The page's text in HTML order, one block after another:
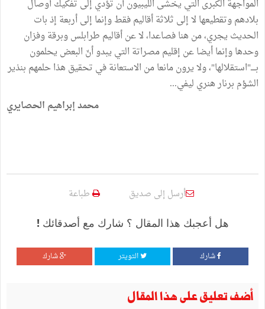
المواجهة الكبرى التي يخشى الليبيون أن تؤدي إلى تفكيك أوصال
بلادهم وتقطيعها لا إلى ثلاثة أقاليم فقط وإنما إلى أربعة إذ بات
الحديث يجري، من هنا فصاعدا، لا عن أقاليم طرابلس وبرقة وفزان
وحدها وإنما أيضا عن إقليم مصراتة التي يبدو أنّ البعض يحلمون
بــــ"استقلالها"، ولا يرون مانعا من الاستعانة في تحقيق هذا حلمهم بنذير
الشؤم برنار هنري ليفي...
محمد إبراهيم الحصايري
أرسل إلى صديق طباعة
هل أعجبك هذا المقال ؟ شارك مع أصدقائك !
شارك التويتر شارك
أضف تعليق على هذا المقال